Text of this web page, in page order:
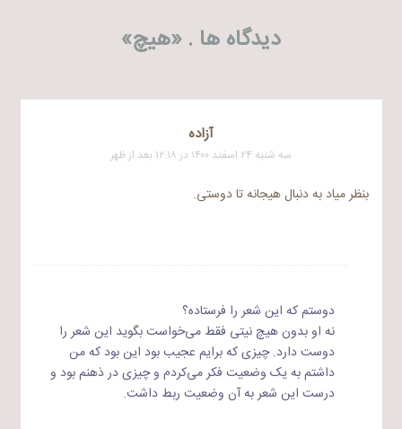
دیدگاه ها . «هیچ»
آزاده
سه شنبه ۲۴ اسفند ۱۴۰۰ در ۱۲:۱۸ بعد از ظهر
بنظر میاد به دنبال هیجانه تا دوستی.
دوستم که این شعر را فرستاده؟
نه او بدون هیچ نیتی فقط می‌خواست بگوید این شعر را
دوست دارد. چیزی که برایم عجیب بود این بود که من
داشتم به یک وضعیت فکر می‌کردم و چیزی در ذهنم بود و
درست این شعر به آن وضعیت ربط داشت.